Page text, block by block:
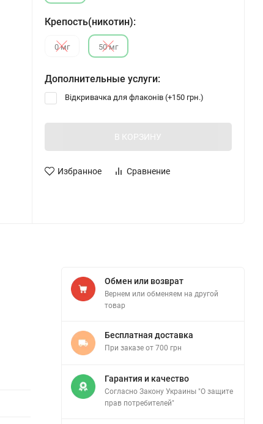
Крепость(никотин):
0 мг 50 мг
Дополнительные услуги:
Відкривачка для флаконів (+150 грн.)
В КОРЗИНУ
Избранное Сравнение
Обмен или возврат
Вернем или обменяем на другой
товар
Бесплатная доставка
При заказе от 700 грн
Гарантия и качество
Согласно Закону Украины "О защите
прав потребителей"